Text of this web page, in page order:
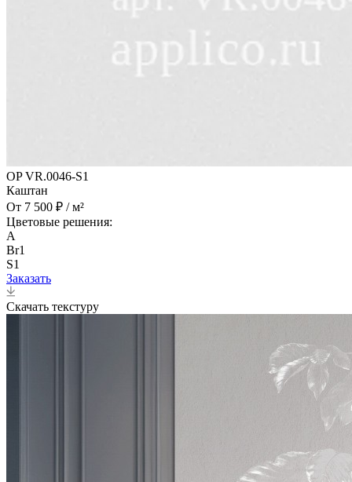
OP VR.0046-S1
Каштан
От 7 500 ₽ / м²
Цветовые решения:
A
Br1
S1
Заказать
Скачать текстуру